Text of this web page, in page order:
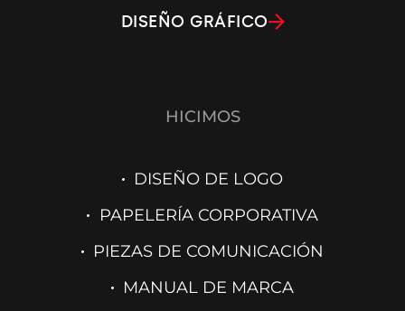
DISEÑO GRÁFICO
HICIMOS
DISEÑO DE LOGO
PAPELERÍA CORPORATIVA
PIEZAS DE COMUNICACIÓN
MANUAL DE MARCA